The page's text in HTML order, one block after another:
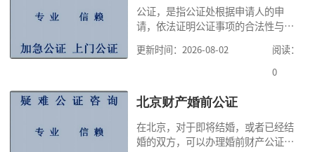
公证，是指公证处根据申请人的申
请，依法证明公证事项的合法性与真
高公证事项的效力，固定证据，但是
很多人不知道在北京办理公证需要多
家，办理公证的时候除了需要按照公
道北京公证需要什么材料,北京公证需
要多少钱？北京公
更新时间：2026-08-02
阅读：
0
北京财产婚前公证
在北京，对于即将结婚，或者已经结
婚的双方，可以办理婚前财产公证，